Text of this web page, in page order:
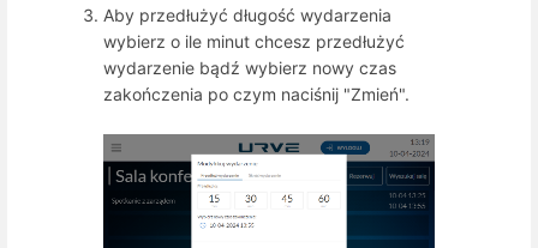
Aby przedłużyć długość wydarzenia
wybierz o ile minut chcesz przedłużyć
wydarzenie bądź wybierz nowy czas
zakończenia po czym naciśnij "Zmień".